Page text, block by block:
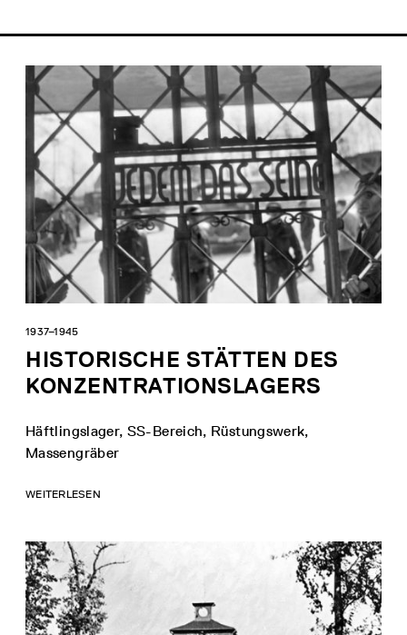
HISTORISCHE STÄTTEN DES
KONZENTRATIONSLAGERS
1937–1945
Häftlingslager, SS-Bereich, Rüstungswerk,
Massengräber
WEITERLESEN